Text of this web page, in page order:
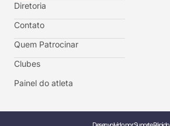
Diretoria
Contato
Quem Patrocinar
Clubes
Painel do atleta